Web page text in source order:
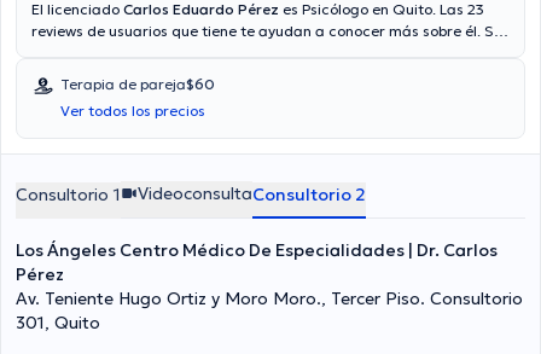
El licenciado Carlos Eduardo Pérez es Psicólogo en Quito. Las 23
reviews de usuarios que tiene te ayudan a conocer más sobre él. Se
infantil, Psicoterapia. El licenciado proporciona mejores precios con
las siguientes aseguradoras: Consulta privada, Vía reembolso con
cualquier aseguradora. El precio de la consulta con el especialista
Carlos Eduardo Pérez es de $40. En su consultorio abarca todo lo
Codependencia.
Terapia de pareja$60
Ver todos los precios
Consultorio 1 VideoconsultaConsultorio 2
Los Ángeles Centro Médico De Especialidades | Dr. Carlos
Pérez
Av. Teniente Hugo Ortiz y Moro Moro., Tercer Piso. Consultorio
301, Quito